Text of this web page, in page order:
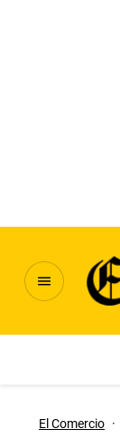
El Comercio ·